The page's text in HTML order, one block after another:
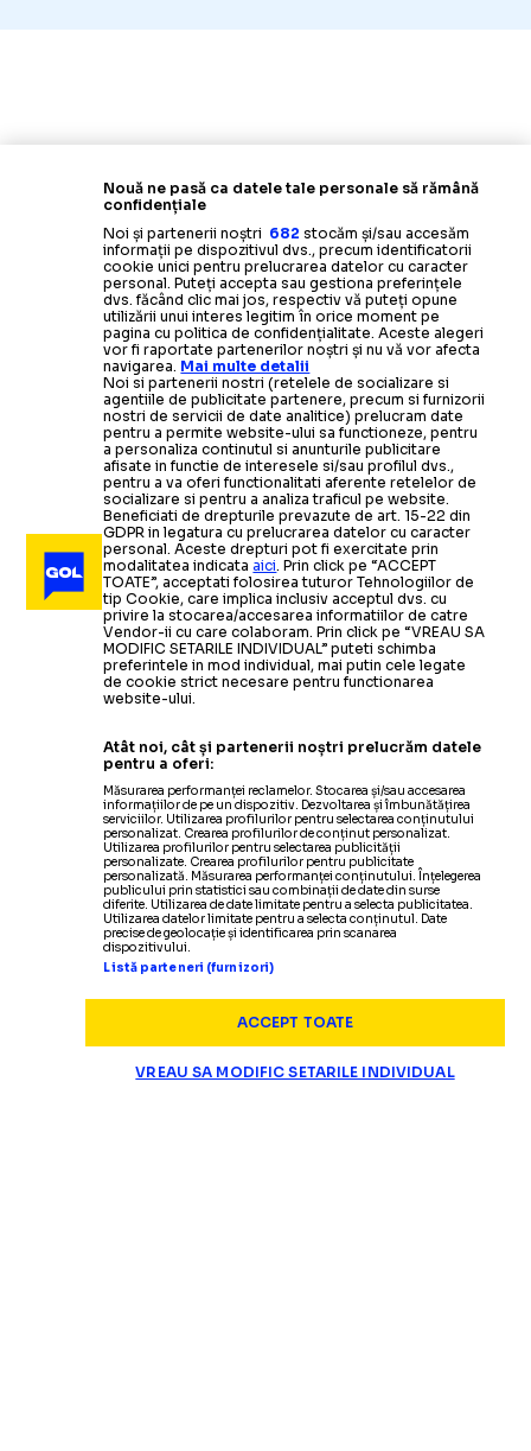
Nouă ne pasă ca datele tale personale să rămână
confidențiale
Noi și partenerii noștri 682 stocăm și/sau accesăm
informații pe dispozitivul dvs., precum identificatorii
cookie unici pentru prelucrarea datelor cu caracter
personal. Puteți accepta sau gestiona preferințele
dvs. făcând clic mai jos, respectiv vă puteți opune
utilizării unui interes legitim în orice moment pe
pagina cu politica de confidențialitate. Aceste alegeri
vor fi raportate partenerilor noștri și nu vă vor afecta
navigarea. Mai multe detalii
Noi si partenerii nostri (retelele de socializare si
agentiile de publicitate partenere, precum si furnizorii
nostri de servicii de date analitice) prelucram date
pentru a permite website-ului sa functioneze, pentru
a personaliza continutul si anunturile publicitare
afisate in functie de interesele si/sau profilul dvs.,
pentru a va oferi functionalitati aferente retelelor de
socializare si pentru a analiza traficul pe website.
Beneficiati de drepturile prevazute de art. 15-22 din
GDPR in legatura cu prelucrarea datelor cu caracter
personal. Aceste drepturi pot fi exercitate prin
modalitatea indicataaici. Prin click pe “ACCEPT
TOATE”, acceptati folosirea tuturor Tehnologiilor de
tip Cookie, care implica inclusiv acceptul dvs. cu
privire la stocarea/accesarea informatiilor de catre
Vendor-ii cu care colaboram. Prin click pe “VREAU SA
MODIFIC SETARILE INDIVIDUAL” puteti schimba
preferintele in mod individual, mai putin cele legate
de cookie strict necesare pentru functionarea
website-ului.
Atât noi, cât și partenerii noștri prelucrăm datele
pentru a oferi:
Măsurarea performanței reclamelor. Stocarea și/sau accesarea
informațiilor de pe un dispozitiv. Dezvoltarea și îmbunătățirea
serviciilor. Utilizarea profilurilor pentru selectarea conținutului
personalizat. Crearea profilurilor de conținut personalizat.
Utilizarea profilurilor pentru selectarea publicității
personalizate. Crearea profilurilor pentru publicitate
personalizată. Măsurarea performanței conținutului. Înțelegerea
publicului prin statistici sau combinații de date din surse
diferite. Utilizarea de date limitate pentru a selecta publicitatea.
Utilizarea datelor limitate pentru a selecta conținutul. Date
precise de geolocație și identificarea prin scanarea
dispozitivului.
Listă parteneri (furnizori)
ACCEPT TOATE
VREAU SA MODIFIC SETARILE INDIVIDUAL